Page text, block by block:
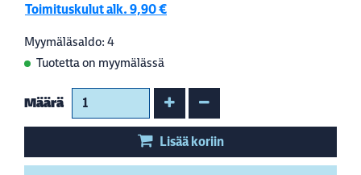
Toimituskulut alk. 9,90 €
Myymäläsaldo: 4
Tuotetta on myymälässä
Määrä Kasvata määrää
Vähennä määrää
Lisää koriin